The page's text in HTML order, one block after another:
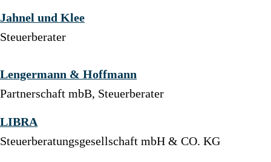
Jahnel und Klee
Steuerberater
Lengermann & Hoffmann
Partnerschaft mbB, Steuerberater
LIBRA
Steuerberatungsgesellschaft mbH & CO. KG